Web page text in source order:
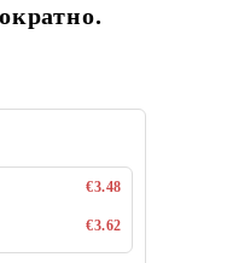
€3.48
€3.62